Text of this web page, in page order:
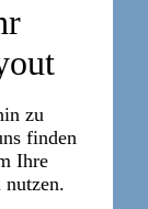
zu
finden
Ihre
nutzen.